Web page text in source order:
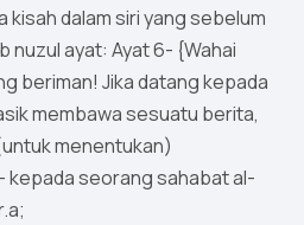
kisah dalam siri yang sebelum
nuzul ayat: Ayat 6- {Wahai
beriman! Jika datang kepada
membawa sesuatu berita,
menentukan)
kepada seorang sahabat al-